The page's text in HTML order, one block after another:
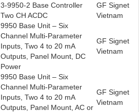
3-9950-2 Base Controller
Two CH ACDC
GF Signet
Vietnam
9950 Base Unit – Six
Channel Multi-Parameter
Inputs, Two 4 to 20 mA
Outputs, Panel Mount, DC
Power
GF Signet
Vietnam
9950 Base Unit – Six
Channel Multi-Parameter
Inputs, Two 4 to 20 mA
Outputs, Panel Mount, AC or
GF Signet
Vietnam